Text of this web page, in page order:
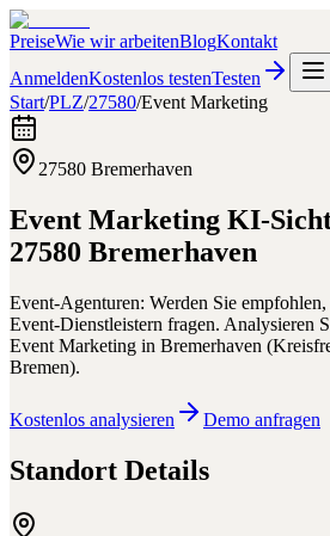
PreiseWie wir arbeitenBlogKontakt
AnmeldenKostenlos testenTesten
Start/PLZ/27580/Event Marketing
27580 Bremerhaven
Event Marketing KI-
27580 Bremerhaven
Event-Agenturen: Werden Sie
Event-Dienstleistern fragen. Analysieren
Event Marketing in Bremerhaven (
Bremen).
Kostenlos analysieren Demo anfragen
Standort Details